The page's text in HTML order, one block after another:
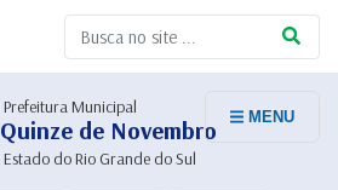
Prefeitura Municipal
Quinze de Novembro
Estado do Rio Grande do Sul
MENU